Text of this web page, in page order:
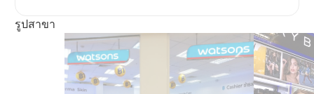
รูปสาขา